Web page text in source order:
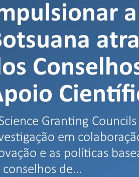
Granting
em
e as políticas
conselhos de…